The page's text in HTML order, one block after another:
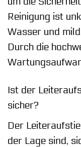
Reinigung ist
Wasser und
Durch die
Ist der
sicher?
Der
der Lage sind,